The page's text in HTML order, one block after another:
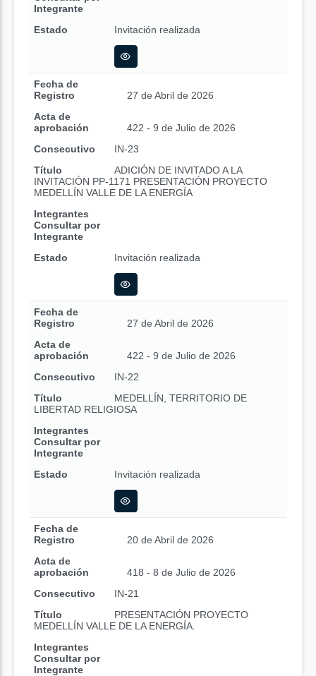
Integrante
Estado
Invitación realizada
Fecha de
Registro
27 de Abril de 2026
Acta de
aprobación
422 - 9 de Julio de 2026
Consecutivo
IN-23
Título
ADICIÓN DE INVITADO A LA
INVITACIÓN PP-1171 PRESENTACIÓN PROYECTO
MEDELLÍN VALLE DE LA ENERGÍA
Integrantes
Consultar por
Integrante
Estado
Invitación realizada
Fecha de
Registro
27 de Abril de 2026
Acta de
aprobación
422 - 9 de Julio de 2026
Consecutivo
IN-22
Título
MEDELLÍN, TERRITORIO DE
LIBERTAD RELIGIOSA
Integrantes
Consultar por
Integrante
Estado
Invitación realizada
Fecha de
Registro
20 de Abril de 2026
Acta de
aprobación
418 - 8 de Julio de 2026
Consecutivo
IN-21
Título
PRESENTACIÓN PROYECTO
MEDELLÍN VALLE DE LA ENERGÍA.
Integrantes
Consultar por
Integrante